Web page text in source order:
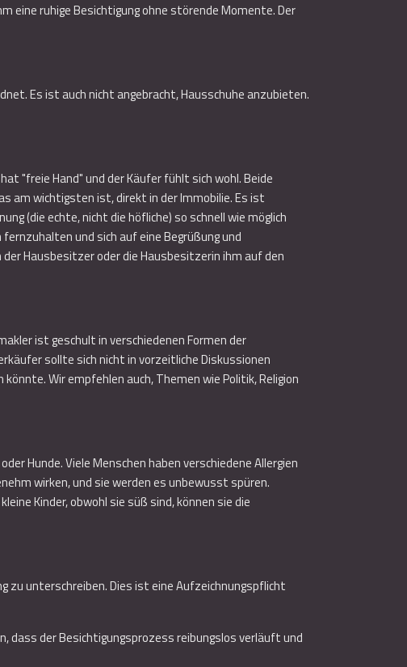
eine ruhige Besichtigung ohne störende Momente. Der
Es ist auch nicht angebracht, Hausschuhe anzubieten.
"freie Hand" und der Käufer fühlt sich wohl. Beide
am wichtigsten ist, direkt in der Immobilie. Es ist
(die echte, nicht die höfliche) so schnell wie möglich
und sich auf eine Begrüßung und
Hausbesitzer oder die Hausbesitzerin ihm auf den
ist geschult in verschiedenen Formen der
sollte sich nicht in vorzeitliche Diskussionen
Wir empfehlen auch, Themen wie Politik, Religion
Hunde. Viele Menschen haben verschiedene Allergien
wirken, und sie werden es unbewusst spüren.
Kinder, obwohl sie süß sind, können sie die
zu unterschreiben. Dies ist eine Aufzeichnungspflicht
dass der Besichtigungsprozess reibungslos verläuft und